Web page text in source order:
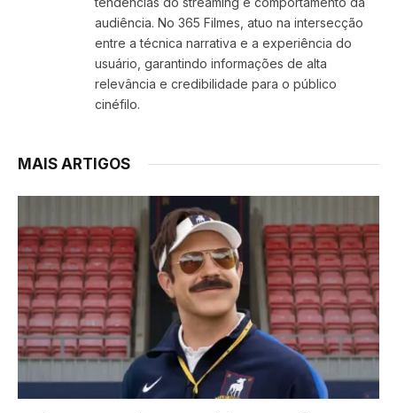
audiência. No 365 Filmes, atuo na intersecção
entre a técnica narrativa e a experiência do
usuário, garantindo informações de alta
relevância e credibilidade para o público
cinéfilo.
MAIS ARTIGOS